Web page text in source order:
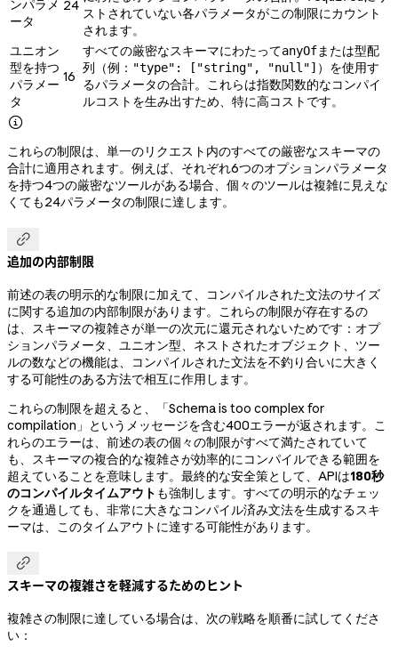
ンパラメ
ータ
24 ストされていない各パラメータがこの制限にカウント
されます。
ユニオン
型を持つ
パラメー
タ
16
すべての厳密なスキーマにわたってanyOfまたは型配
列（例： "type": ["string", "null"] ）を使用す
るパラメータの合計。これらは指数関数的なコンパイ
ルコストを生み出すため、特に高コストです。

これらの制限は、単一のリクエスト内のすべての厳密なスキーマの
合計に適用されます。例えば、それぞれ6つのオプションパラメータ
を持つ4つの厳密なツールがある場合、個々のツールは複雑に見えな
くても24パラメータの制限に達します。

追加の内部制限
前述の表の明示的な制限に加えて、コンパイルされた文法のサイズ
に関する追加の内部制限があります。これらの制限が存在するの
は、スキーマの複雑さが単一の次元に還元されないためです：オプ
ションパラメータ、ユニオン型、ネストされたオブジェクト、ツー
ルの数などの機能は、コンパイルされた文法を不釣り合いに大きく
する可能性のある方法で相互に作用します。
これらの制限を超えると、「Schema is too complex for
compilation」というメッセージを含む400エラーが返されます。こ
れらのエラーは、前述の表の個々の制限がすべて満たされていて
も、スキーマの複合的な複雑さが効率的にコンパイルできる範囲を
超えていることを意味します。最終的な安全策として、APIは180秒
のコンパイルタイムアウト も強制します。すべての明示的なチェッ
クを通過しても、非常に大きなコンパイル済み文法を生成するスキ
ーマは、このタイムアウトに達する可能性があります。

スキーマの複雑さを軽減するためのヒント
複雑さの制限に達している場合は、次の戦略を順番に試してくださ
い：